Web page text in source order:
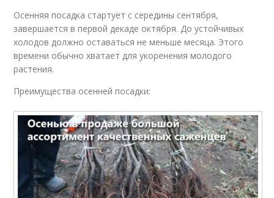
Осенняя посадка стартует с середины сентября,
завершается в первой декаде октября. До устойчивых
холодов должно оставаться не меньше месяца. Этого
времени обычно хватает для укоренения молодого
растения.
Преимущества осенней посадки: